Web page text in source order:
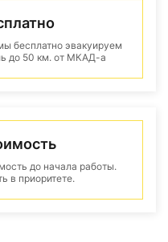
бесплатно эвакуируем
до 50 км. от МКАД-а
до начала работы.
в приоритете.